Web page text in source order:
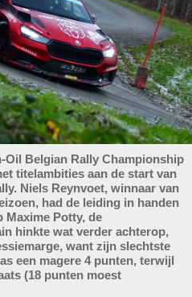
Oil Belgian Rally Championship
titelambities aan de start van
Niels Reynvoet, winnaar van
had de leiding in handen
Maxime Potty, de
hinkte wat verder achterop,
want zijn slechtste
een magere 4 punten, terwijl
(18 punten moest